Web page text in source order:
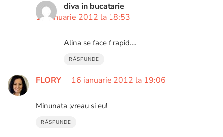
diva in bucatarie
16 ianuarie 2012 la 18:53
Alina se face f rapid….
RĂSPUNDE
FLORY 16 ianuarie 2012 la 19:06
Minunata ,vreau si eu!
RĂSPUNDE